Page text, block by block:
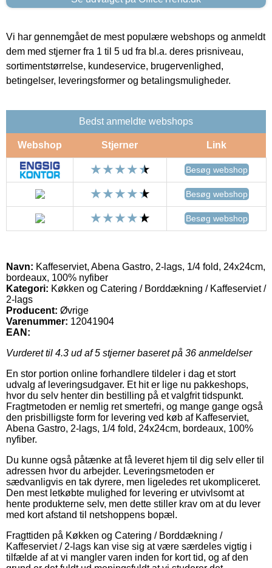
Vi har gennemgået de mest populære webshops og anmeldt
dem med stjerner fra 1 til 5 ud fra bl.a. deres prisniveau,
sortimentstørrelse, kundeservice, brugervenlighed,
betingelser, leveringsformer og betalingsmuligheder.
Bedst anmeldte webshops
Webshop Stjerner Link
Besøg webshop
Besøg webshop
Besøg webshop
Navn: Kaffeserviet, Abena Gastro, 2-lags, 1/4 fold, 24x24cm,
bordeaux, 100% nyfiber
Kategori: Køkken og Catering / Borddækning / Kaffeserviet /
2-lags
Producent: Øvrige
Varenummer: 12041904
EAN:
Vurderet til 4.3 ud af 5 stjerner baseret på 36 anmeldelser
En stor portion online forhandlere tildeler i dag et stort
udvalg af leveringsudgaver. Et hit er lige nu pakkeshops,
hvor du selv henter din bestilling på et valgfrit tidspunkt.
Fragtmetoden er nemlig ret smertefri, og mange gange også
den prisbilligste form for levering ved køb af Kaffeserviet,
Abena Gastro, 2-lags, 1/4 fold, 24x24cm, bordeaux, 100%
nyfiber.
Du kunne også påtænke at få leveret hjem til dig selv eller til
adressen hvor du arbejder. Leveringsmetoden er
sædvanligvis en tak dyrere, men ligeledes ret ukompliceret.
Den mest letkøbte mulighed for levering er utvivlsomt at
hente produkterne selv, men dette stiller krav om at du lever
med kort afstand til netshoppens bopæl.
Fragttiden på Køkken og Catering / Borddækning /
Kaffeserviet / 2-lags kan vise sig at være særdeles vigtig i
tilfælde af at vi mangler varen inden for kort tid, og af den